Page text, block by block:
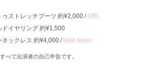
ゥストレッチブーツ 約¥2,000 /GRL
ドイヤリング 約¥1,500
ネックレス 約¥4,000 / béle.tokyo
べて出演者の自己申告です。